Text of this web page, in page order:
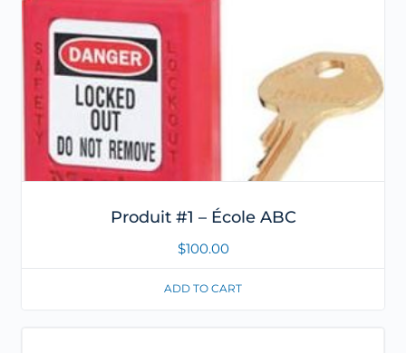
Produit #1 – École ABC
$100.00
ADD TO CART